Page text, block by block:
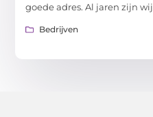
goede adres. Al jaren zijn wij
Bedrijven